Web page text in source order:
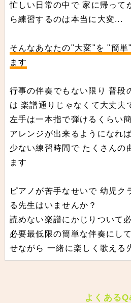
忙しい日常の中で 家に帰って
ら練習するのは本当に大変...
そんなあなたの"大変"を "簡単
ます
行事の伴奏でもない限り 普段
は 楽譜通りじゃなくて大丈夫
左手は一本指で弾けるくらい
アレンジが出来るようになれば
少ない練習時間で たくさんの
ます
ピアノが苦手なせいで 幼児ク
る先生はいませんか？
読めない楽譜にかじりついて
必要最低限の簡単な伴奏にし
せながら 一緒に楽しく歌える
よくある